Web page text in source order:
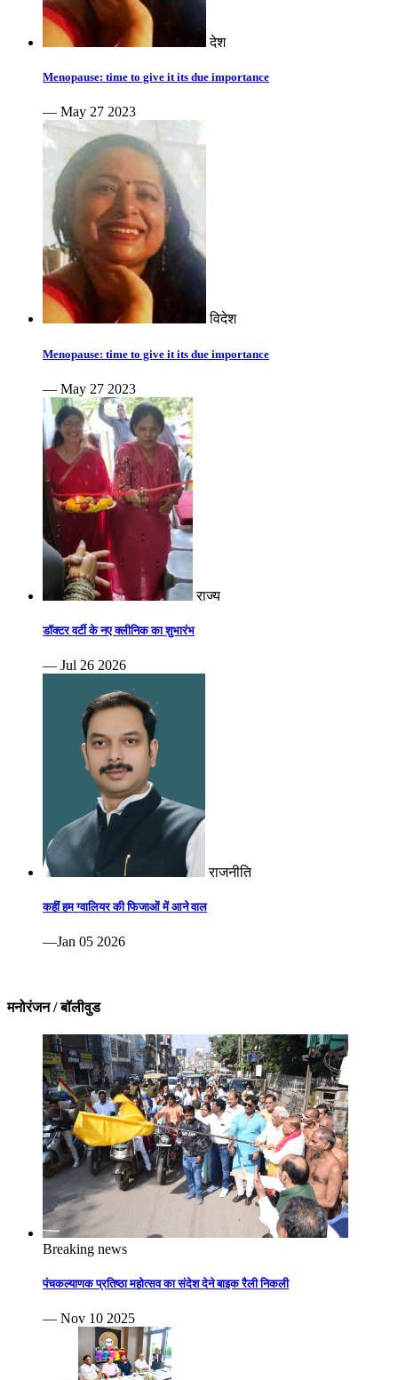
देश
Menopause: time to give it its due importance
— May 27 2023
विदेश
Menopause: time to give it its due importance
— May 27 2023
राज्य
डॉक्टर वर्टी के नए क्लीनिक का शुभारंभ
— Jul 26 2026
राजनीति
कहीं हम ग्वालियर की फिजाओं में आने वाल
—Jan 05 2026
मनोरंजन / बॉलीवुड
Breaking news
पंचकल्याणक प्रतिष्ठा महोत्सव का संदेश देने बाइक रैली निकली
— Nov 10 2025